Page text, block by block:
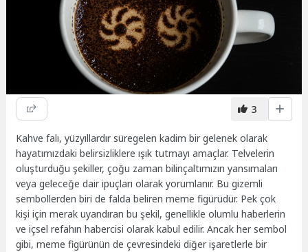
3
Kahve falı, yüzyıllardır süregelen kadim bir gelenek olarak
hayatımızdaki belirsizliklere ışık tutmayı amaçlar. Telvelerin
oluşturduğu şekiller, çoğu zaman bilinçaltımızın yansımaları
veya geleceğe dair ipuçları olarak yorumlanır. Bu gizemli
sembollerden biri de falda beliren meme figürüdür. Pek çok
kişi için merak uyandıran bu şekil, genellikle olumlu haberlerin
ve içsel refahın habercisi olarak kabul edilir. Ancak her sembol
gibi, meme figürünün de çevresindeki diğer işaretlerle bir